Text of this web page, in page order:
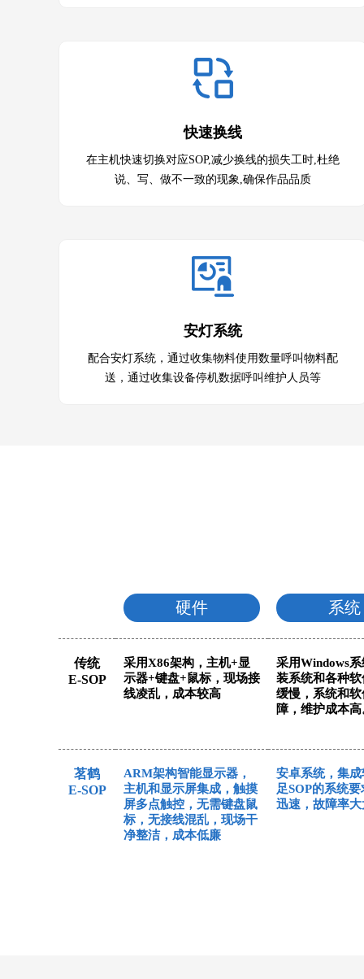
快速换线
在主机快速切换对应SOP,减少换线的损失工时,杜绝
说、写、做不一致的现象,确保作品品质
安灯系统
配合安灯系统，通过收集物料使用数量呼叫物料配
送，通过收集设备停机数据呼叫维护人员等
硬件 系统
传统
E-SOP
采用X86架构，主机+显
示器+键盘+鼠标，现场接
线凌乱，成本较高
采用Windows
装系统和各种
缓慢，系统和
障，维护成本高
茗鹤
E-SOP
ARM架构智能显示器，
主机和显示屏集成，触摸
屏多点触控，无需键盘鼠
标，无接线混乱，现场干
净整洁，成本低廉
安卓系统，集
足SOP的系统
迅速，故障率